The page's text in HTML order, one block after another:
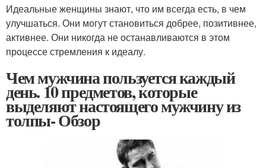
Идеальные женщины знают, что им всегда есть, в чем
улучшаться. Они могут становиться добрее, позитивнее,
активнее. Они никогда не останавливаются в этом
процессе стремления к идеалу.
Чем мужчина пользуется каждый
день. 10 предметов, которые
выделяют настоящего мужчину из
толпы- Обзор